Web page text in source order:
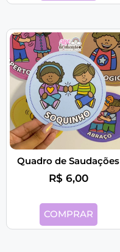
Quadro de Saudações
R$ 6,00
COMPRAR